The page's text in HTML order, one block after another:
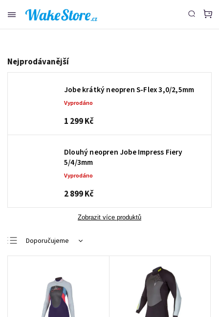
Nejprodávanější
Jobe krátký neopren S-Flex 3,0/2,5mm
Vyprodáno
1 299 Kč
Dlouhý neopren Jobe Impress Fiery
5/4/3mm
Vyprodáno
2 899 Kč
Zobrazit více produktů
Doporučujeme
Nejlevnější
Nejprodávanější
Abecedně
www.wakestore.cz - Chat